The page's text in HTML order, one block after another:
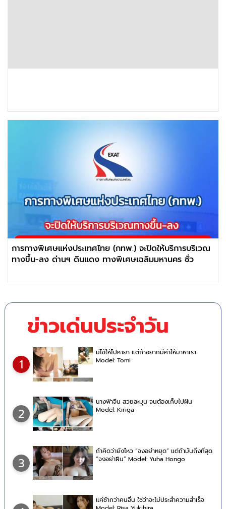
การทางพิเศษแห่งประเทศไทย (กทพ.) จะปิดให้บริการบริเวณ
ทางขึ้น-ลง ด่านฯ ดินแดง ทางพิเศษเฉลิมมหานคร ชั่ว
ข่าวเด่นประจำวัน
1
มีไข้ให้ไปหายา แต่ถ้าอยากมีค่าให้มาหาเรา
Model: Tomi
2
นางฟ้าจีน สวยละมุน จนต้องเก็บไปฝัน
Model: Kiriga
3
ถ้าคิดว่ายังไหว “จงอย่าหยุด” แต่ถ้ามันถึงที่สุด
“จงอย่าฝืน” Model: Yuha Hongo
แค่ช้ากว่าคนอื่น ใช่ว่าจะไม่ประสำความสำเร็จ